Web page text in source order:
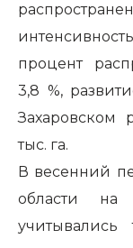
процент
3,8 %,
Захаровском
тыс. га.
В весенний
области на